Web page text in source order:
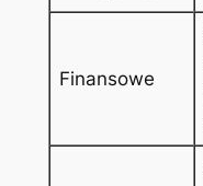
Finansowe